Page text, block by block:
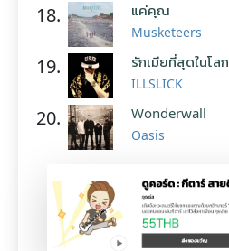
18. แค่คุณ
Musketeers
19. รักเมียที่สุดในโลก
ILLSLICK
20. Wonderwall
Oasis